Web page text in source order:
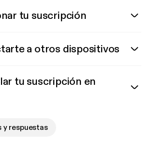
tu suscripción
a otros dispositivos
tu suscripción en
y respuestas